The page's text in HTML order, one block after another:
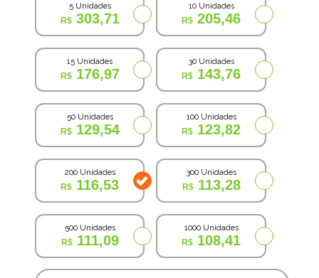
5 Unidades
303,71
10 Unidades
205,46
15 Unidades
176,97
30 Unidades
143,76
50 Unidades
129,54
100 Unidades
123,82
200 Unidades
116,53
300 Unidades
113,28
500 Unidades
111,09
1000 Unidades
108,41